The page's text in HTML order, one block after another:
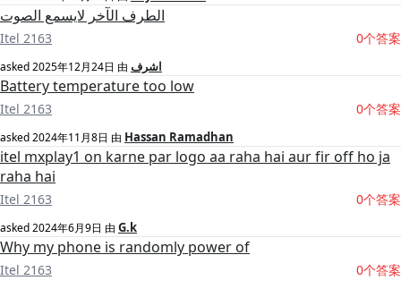
الطرف الآخر لايسمع الصوت
Itel 2163 0个答案
asked2025年12月24日 由 اشرف
Battery temperature too low
Itel 2163 0个答案
asked2024年11月8日 由 Hassan Ramadhan
itel mxplay1 on karne par logo aa raha hai aur fir off ho ja
raha hai
Itel 2163 0个答案
asked2024年6月9日 由 G.k
Why my phone is randomly power of
Itel 2163 0个答案